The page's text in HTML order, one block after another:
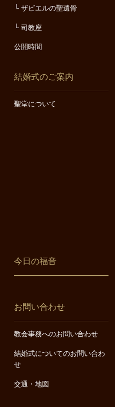
ザビエルの聖遺骨
司教座
公開時間
結婚式のご案内
聖堂について
今日の福音
お問い合わせ
教会事務へのお問い合わせ
結婚式についてのお問い合わ
せ
交通・地図